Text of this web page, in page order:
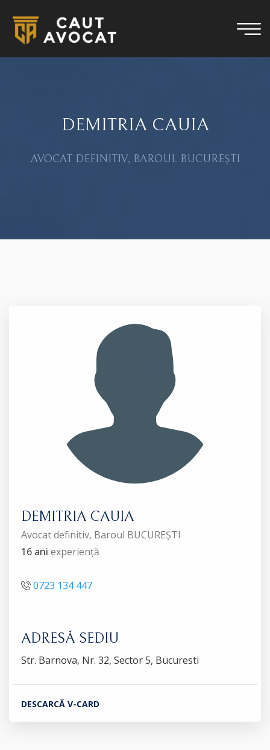
DEMITRIA CAUIA
AVOCAT DEFINITIV, BAROUL BUCUREȘTI
DEMITRIA CAUIA
Avocat definitiv, Baroul BUCUREȘTI
16 ani experiență
0723 134 447
ADRESĂ SEDIU
Str. Barnova, Nr. 32, Sector 5, Bucuresti
DESCARCĂ V-CARD